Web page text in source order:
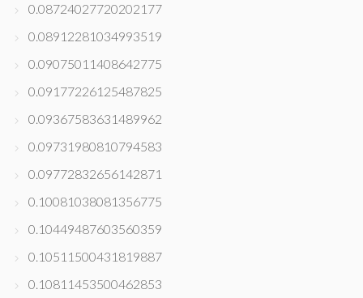
0.08724027720202177
0.08912281034993519
0.09075011408642775
0.09177226125487825
0.09367583631489962
0.09731980810794583
0.09772832656142871
0.10081038081356775
0.10449487603560359
0.10511500431819887
0.10811453500462853